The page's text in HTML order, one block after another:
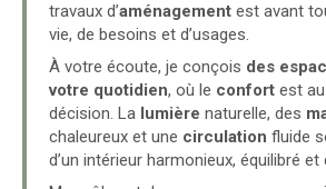
travaux d’aménagement est avant
vie, de besoins et d’usages.
À votre écoute, je conçois des
votre quotidien, où le confort est
décision. La lumière naturelle, des
chaleureux et une circulation fluide
d’un intérieur harmonieux, équilibré et